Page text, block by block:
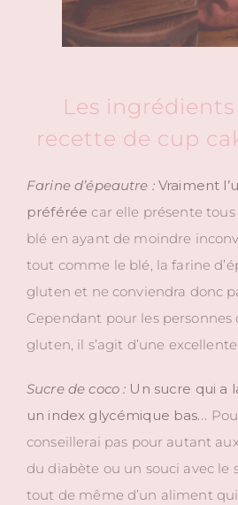
Les
recette de cup
Farine d’épeautre : Vraiment
préférée car elle présente
blé en ayant de moindre
tout comme le blé, la farine
gluten et ne conviendra donc
Cependant pour les
gluten, il s’agit d’une
Sucre de coco : Un sucre qui a
un index glycémique bas…
conseillerai pas pour autant
du diabète ou un souci avec le
tout de même d’un aliment